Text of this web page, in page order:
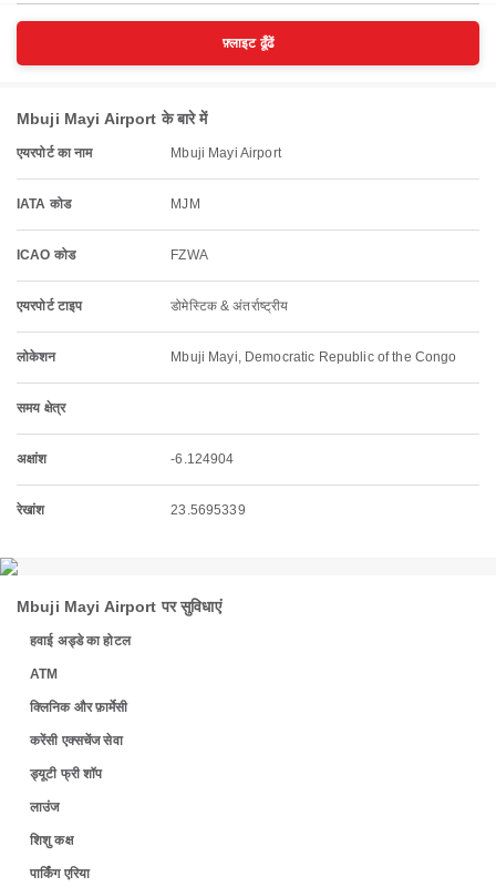
फ़्लाइट ढूँढें
Mbuji Mayi Airport के बारे में
एयरपोर्ट का नाम Mbuji Mayi Airport
IATA कोड MJM
ICAO कोड FZWA
एयरपोर्ट टाइप डोमेस्टिक & अंतर्राष्ट्रीय
लोकेशन Mbuji Mayi, Democratic Republic of the Congo
समय क्षेत्र
अक्षांश -6.124904
रेखांश 23.5695339
Mbuji Mayi Airport पर सुविधाएं
हवाई अड्डे का होटल
ATM
क्लिनिक और फ़ार्मेसी
करेंसी एक्सचेंज सेवा
ड्यूटी फ्री शॉप
लाउंज
शिशु कक्ष
पार्किंग एरिया